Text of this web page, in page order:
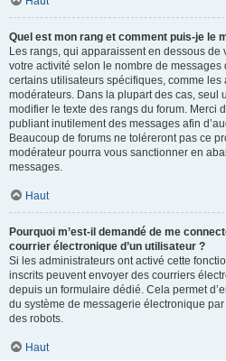
Quel est mon rang et comment puis-je le
Les rangs, qui apparaissent en dessous de
votre activité selon le nombre de
certains utilisateurs spécifiques, comme les
modérateurs. Dans la plupart des cas, seul
modifier le texte des rangs du forum. Merci
publiant inutilement des messages afin
Beaucoup de forums ne toléreront pas ce
modérateur pourra vous sanctionner en
messages.
Haut
Pourquoi m’est-il demandé de me
courrier électronique d’un utilisateur ?
Si les administrateurs ont activé cette
inscrits peuvent envoyer des courriers
depuis un formulaire dédié. Cela permet
du système de messagerie électronique
des robots.
Haut